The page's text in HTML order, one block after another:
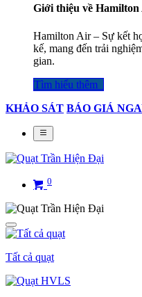
Giới thiệu về
Hamilton Air – Sự kết
kế, mang đến trải
gian.
Tìm hiểu thêm​​​​​​​​
KHẢO SÁT BÁO GIÁ
0
Tất cả quạt